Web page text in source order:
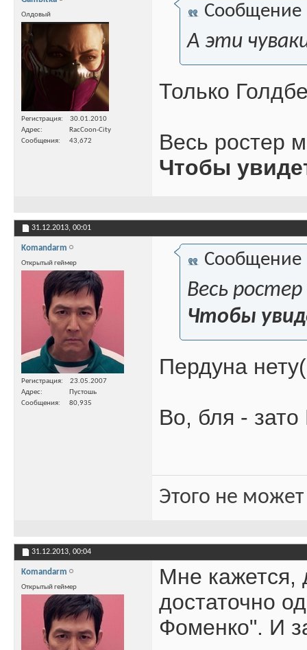
Олдовый
Регистрация
30.01.2010
Адрес
RacCoon-City
Сообщения
43,672
Сообщение
А эти
Только
Весь ростер
Чтобы
31.12.2013, 00:01
Komandarm
Открытый геймер
Регистрация
23.05.2007
Адрес
Пустошь
Сообщения
80,935
Сообщение
Весь
Чтобы
Пердуна
Во, бля - зато
Этого не
31.12.2013, 00:04
Komandarm
Открытый геймер
Мне кажется,
достаточно
Фоменко". И